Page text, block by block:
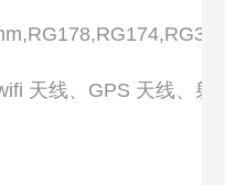
天线、GPS 天线、射